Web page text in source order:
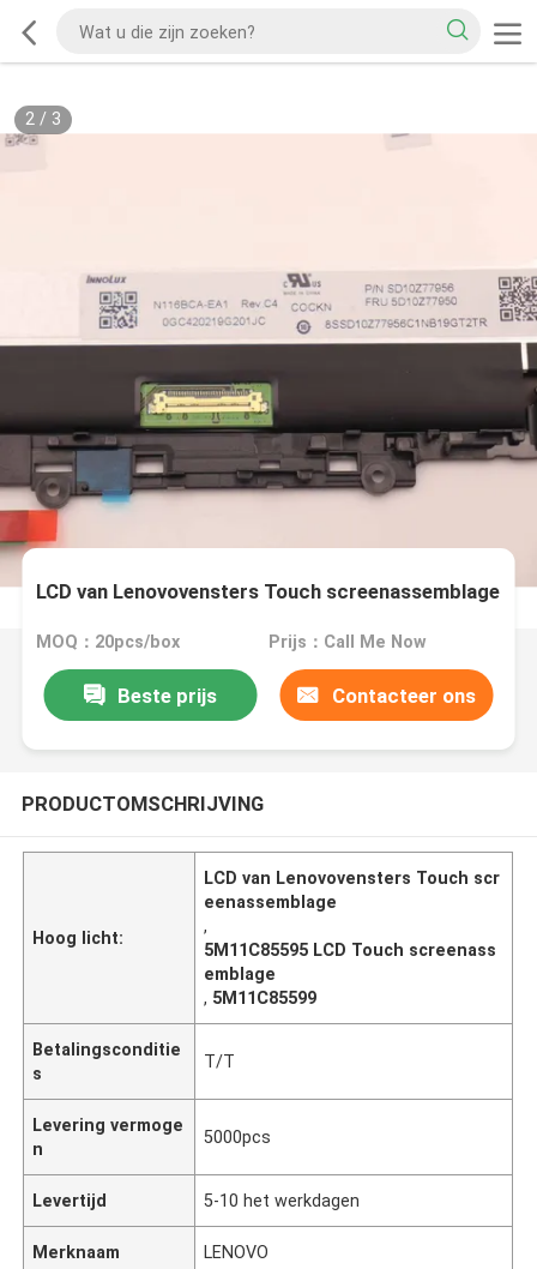
2/ 3
LCD van Lenovovensters Touch screenassemblage
MOQ：20pcs/box Prijs：Call Me Now
Beste prijs Contacteer ons
PRODUCTOMSCHRIJVING
Hoog licht:
LCD van Lenovovensters Touch scr
eenassemblage
,
5M11C85595 LCD Touch screenass
emblage
, 5M11C85599
Betalingsconditie
s
T/T
Levering vermoge
n
5000pcs
Levertijd 5-10 het werkdagen
Merknaam LENOVO